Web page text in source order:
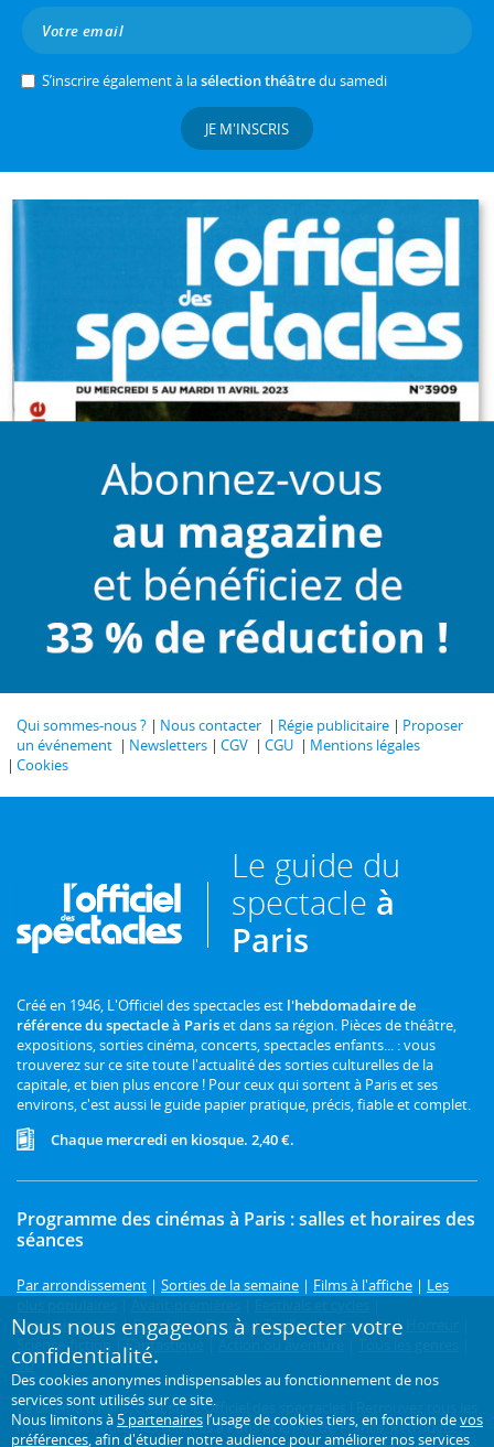
S’inscrire également à lasélection théâtredu samedi
JE M'INSCRIS
Qui sommes-nous ? Nous contacter Régie publicitaire
Proposer
un événement
Newsletters CGV CGU
Mentions légales
Cookies
Le guide du
spectacle à
Paris
Créé en 1946, L'Officiel des spectacles est l'hebdomadaire de
référence du spectacle à Pariset dans sa région. Pièces de théâtre,
expositions, sorties cinéma, concerts, spectacles enfants... : vous
trouverez sur ce site toute l'actualité des sorties culturelles de la
capitale, et bien plus encore ! Pour ceux qui sortent à Paris et ses
environs, c'est aussi le guide papier pratique, précis, fiable et complet.
Chaque mercredi en kiosque. 2,40 €.
Programme des cinémas à Paris : salles et horaires des
séances
Par arrondissement | Sorties de la semaine | Films à l'affiche | Les
Prochainement |Comédie|Drame |Thriller|Animation|
Science-fiction
|Fantastique Action ou aventure
3D
Le cinéma à Paris, c'est sur L'Officiel des spectacles ! Retrouvez tous les
horaires de toutes les séances à Paris et en Île-de-France. Retrouvez
Nous nous engageons à respecter votre
confidentialité.
Des cookies anonymes indispensables au fonctionnement de nos
services sont utilisés sur ce site.
Nous limitons à 5 partenaires l’usage de cookies tiers, en fonction devos
préférences, afin d'étudier notre audience pour améliorer nos services